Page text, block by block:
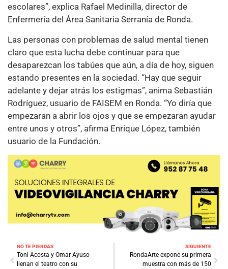
escolares”, explica Rafael Medinilla, director de
Enfermería del Área Sanitaria Serranía de Ronda.
Las personas con problemas de salud mental tienen
claro que esta lucha debe continuar para que
desaparezcan los tabúes que aún, a día de hoy, siguen
estando presentes en la sociedad. “Hay que seguir
adelante y dejar atrás los estigmas”, anima Sebastián
Rodríguez, usuario de FAISEM en Ronda. “Yo diría que
empezaran a abrir los ojos y que se empezaran ayudar
entre unos y otros”, afirma Enrique López, también
usuario de la Fundación.
NO TE PIERDAS
Toni Acosta y Omar Ayuso
llenan el teatro con su
SIGUIENTE
RondaArte expone su primera
muestra con más de 150